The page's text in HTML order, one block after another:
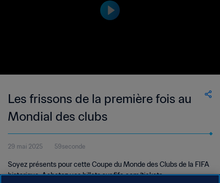
Les frissons de la première fois au
Mondial des clubs
29 mai 2025 59seconde
Soyez présents pour cette Coupe du Monde des Clubs de la FIFA
historique. Achetez vos billets sur fifa.com/tickets.